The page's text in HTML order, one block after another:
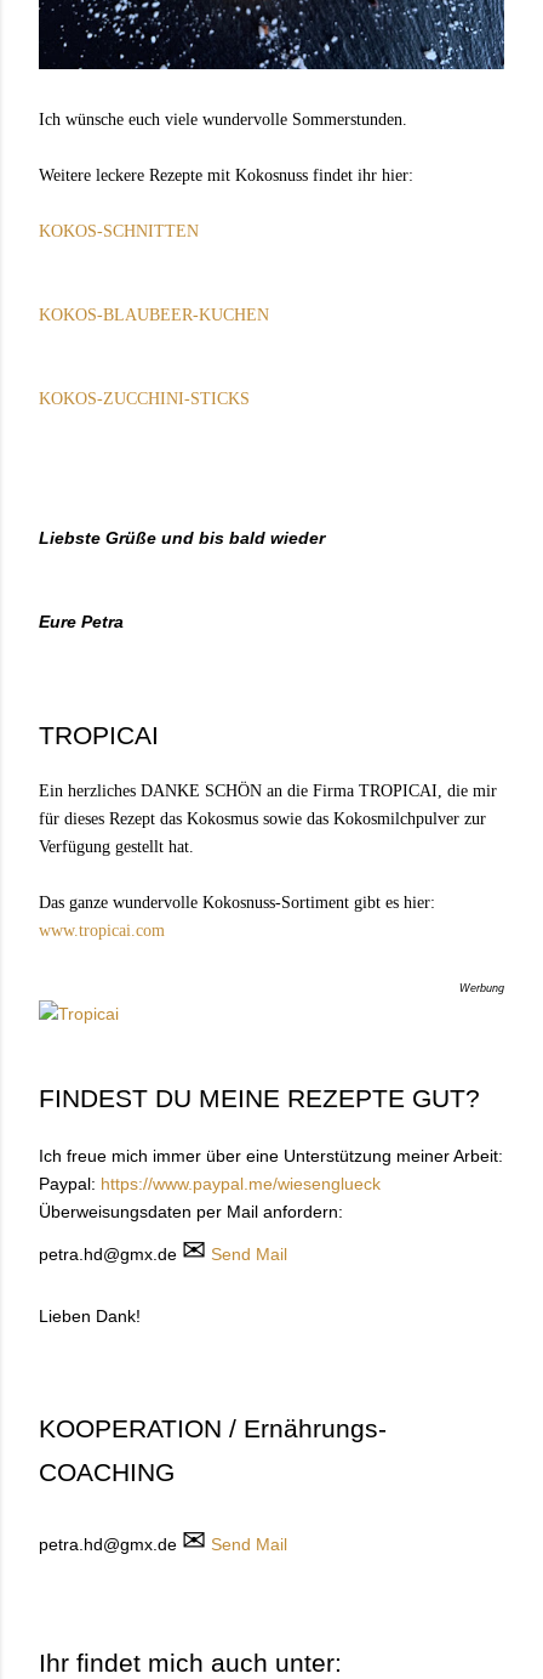
Ich wünsche euch viele wundervolle Sommerstunden.
Weitere leckere Rezepte mit Kokosnuss findet ihr hier:
KOKOS-SCHNITTEN
KOKOS-BLAUBEER-KUCHEN
KOKOS-ZUCCHINI-STICKS
Liebste Grüße und bis bald wieder
Eure Petra
TROPICAI
Ein herzliches DANKE SCHÖN an die Firma TROPICAI, die mir
für dieses Rezept das Kokosmus sowie das Kokosmilchpulver zur
Verfügung gestellt hat.
Das ganze wundervolle Kokosnuss-Sortiment gibt es hier:
www.tropicai.com
Werbung
FINDEST DU MEINE REZEPTE GUT?
Ich freue mich immer über eine Unterstützung meiner Arbeit:
Paypal: https://www.paypal.me/wiesenglueck
Überweisungsdaten per Mail anfordern:
petra.hd@gmx.de ✉ Send Mail
Lieben Dank!
KOOPERATION / Ernährungs-
COACHING
petra.hd@gmx.de ✉ Send Mail
Ihr findet mich auch unter: